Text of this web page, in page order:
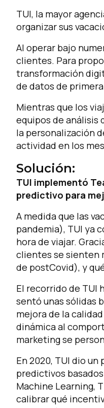
TUI, la mayor
organizar sus
Al operar bajo
clientes. Para
transformación
de datos de
Mientras que los
equipos de análisis
la personalización
actividad en los
Solución:
TUI implementó
predictivo para
A medida que las
pandemia), TUI ya
hora de viajar.
clientes se sienten
de postCovid), y
El recorrido de TUI
sentó unas sólidas
mejora de la
dinámica al
marketing se
En 2020, TUI dio
predictivos
Machine Learning,
calibrar qué